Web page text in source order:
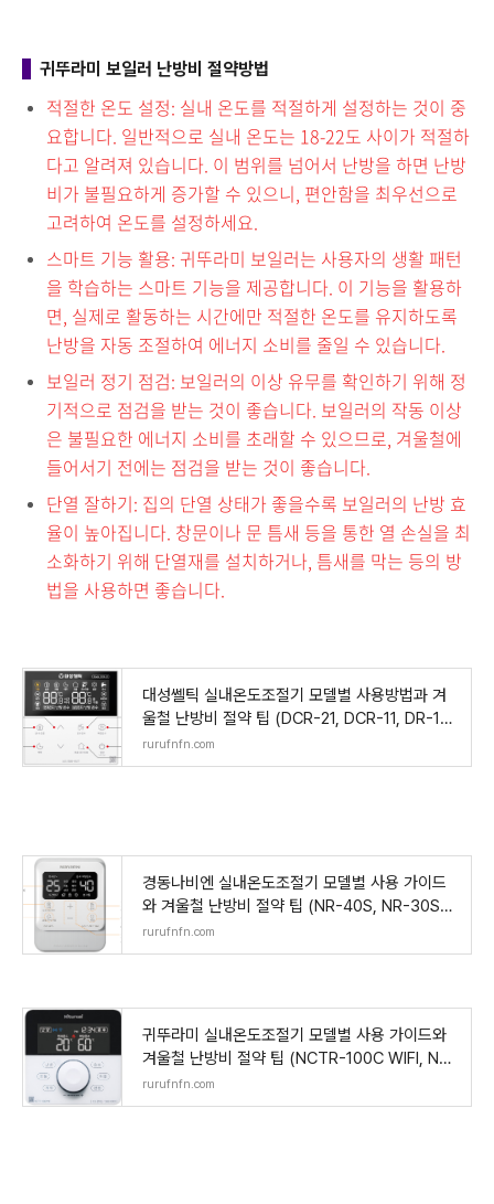
귀뚜라미 보일러 난방비 절약방법
적절한 온도 설정: 실내 온도를 적절하게 설정하는 것이 중
요합니다. 일반적으로 실내 온도는 18-22도 사이가 적절하
다고 알려져 있습니다. 이 범위를 넘어서 난방을 하면 난방
비가 불필요하게 증가할 수 있으니, 편안함을 최우선으로
고려하여 온도를 설정하세요.
스마트 기능 활용: 귀뚜라미 보일러는 사용자의 생활 패턴
을 학습하는 스마트 기능을 제공합니다. 이 기능을 활용하
면, 실제로 활동하는 시간에만 적절한 온도를 유지하도록
난방을 자동 조절하여 에너지 소비를 줄일 수 있습니다.
보일러 정기 점검: 보일러의 이상 유무를 확인하기 위해 정
기적으로 점검을 받는 것이 좋습니다. 보일러의 작동 이상
은 불필요한 에너지 소비를 초래할 수 있으므로, 겨울철에
들어서기 전에는 점검을 받는 것이 좋습니다.
단열 잘하기: 집의 단열 상태가 좋을수록 보일러의 난방 효
율이 높아집니다. 창문이나 문 틈새 등을 통한 열 손실을 최
소화하기 위해 단열재를 설치하거나, 틈새를 막는 등의 방
법을 사용하면 좋습니다.
대성쎌틱 실내온도조절기 모델별 사용방법과 겨
울철 난방비 절약 팁 (DCR-21, DCR-11, DR-10
0, DR-240S, DS
rurufnfn.com
경동나비엔 실내온도조절기 모델별 사용 가이드
와 겨울철 난방비 절약 팁 (NR-40S, NR-30SE,
NR-30HP, NR
rurufnfn.com
귀뚜라미 실내온도조절기 모델별 사용 가이드와
겨울철 난방비 절약 팁 (NCTR-100C WIFI, NC
TR-60 Wifi /N
rurufnfn.com